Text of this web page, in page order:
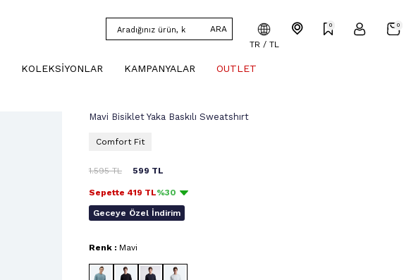
ARA
TR / TL
0 0
KOLEKSIYONLAR KAMPANYALAR OUTLET
Mavi Bisiklet Yaka Baskılı Sweatshırt
Comfort Fit
1.595TL 599 TL
Sepette 419 TL%30
Geceye Özel İndirim
Renk : Mavi